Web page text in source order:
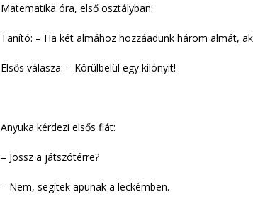
Matematika óra, első osztályban:
Tanító: – Ha két almához hozzáadunk három almát,
Elsős válasza: – Körülbelül egy kilónyit!
Anyuka kérdezi elsős fiát:
– Jössz a játszótérre?
– Nem, segítek apunak a leckémben.